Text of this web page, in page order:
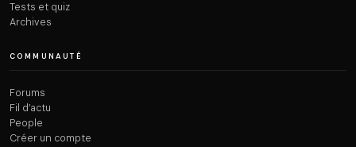
Tests et quiz
Archives
COMMUNAUTÉ
Forums
Fil d’actu
People
Créer un compte